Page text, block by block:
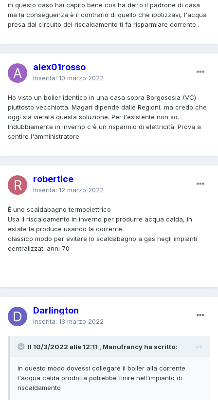
in questo caso hai capito bene cos'ha detto il padrone di casa
ma la conseguenza è il contrario di quello che ipotizzavi, l'acqua
presa dal circuito del riscaldamento ti fa risparmiare corrente..
alex01rosso
Inserita: 10 marzo 2022
Ho visto un boiler identico in una casa sopra Borgosesia (VC)
piuttosto vecchiotta. Magari dipende dalle Regioni, ma credo che
oggi sia vietata questa soluzione. Per l'esistente non so.
Indubbiamente in inverno c'è un risparmio di elettricità. Prova a
sentire l'amministratore.
robertice
Inserita: 12 marzo 2022
È uno scaldabagno termoelettrico
Usa il riscaldamento in inverno per produrre acqua calda, in
estate la produce usando la corrente.
classico modo per evitare lo scaldabagno a gas negli impianti
centralizzati anni 70
Darlington
Inserita: 13 marzo 2022
Il 10/3/2022 alle 12:11 , Manufrancy ha scritto:
in questo modo dovessi collegare il boiler alla corrente
l'acqua calda prodotta potrebbe finire nell'impianto di
riscaldamento